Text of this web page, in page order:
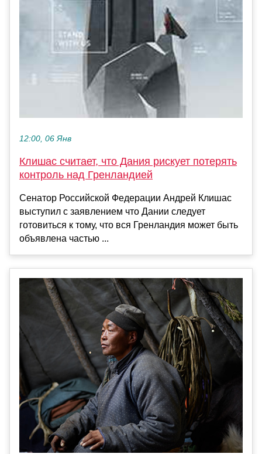
12:00, 06 Янв
Клишас считает, что Дания рискует потерять
контроль над Гренландией
Сенатор Российской Федерации Андрей Клишас
выступил с заявлением что Дании следует
готовиться к тому, что вся Гренландия может быть
объявлена частью ...